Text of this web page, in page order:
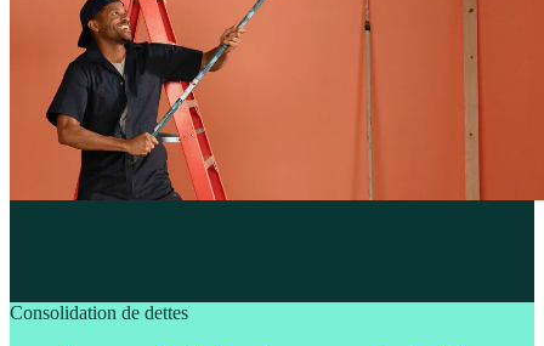
Fig. Équipe ・ 8 minutes de lecture ・ 25 sept. 2025
Consolidation de dettes